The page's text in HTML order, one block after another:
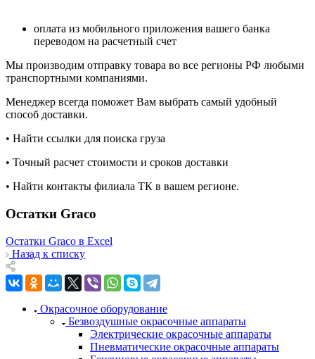
оплата из мобильного приложения вашего банка
переводом на расчетный счет
Мы производим отправку товара во все регионы РФ любыми
транспортными компаниями.
Менеджер всегда поможет Вам выбрать самый удобный
способ доставки.
• Найти ссылки для поиска груза
• Точный расчет стоимости и сроков доставки
• Найти контакты филиала ТК в вашем регионе.
Остатки Graco
Остатки Graco в Excel
Назад к списку
Окрасочное оборудование
Безвоздушные окрасочные аппараты
Электрические окрасочные аппараты
Пневматические окрасочные аппараты